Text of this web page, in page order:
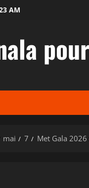
AM
mai 7 Met Gala